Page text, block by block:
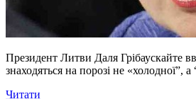
Президент Литви Даля Грібаускайте
знаходяться на порозі не «холодної”, а
Читати